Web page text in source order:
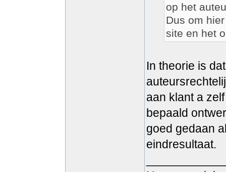
op het
Dus om
site en het
In theorie is
aan klant a
bepaald
goed gedaan
eindresultaat.